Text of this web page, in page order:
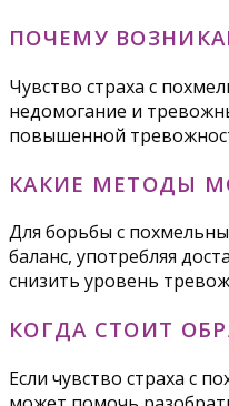
ПОЧЕМУ
Чувство страха с
недомогание и
повышенной
КАКИЕ МЕТОДЫ
Для борьбы с
баланс, употребляя
снизить уровень
КОГДА СТОИТ
Если чувство страха с